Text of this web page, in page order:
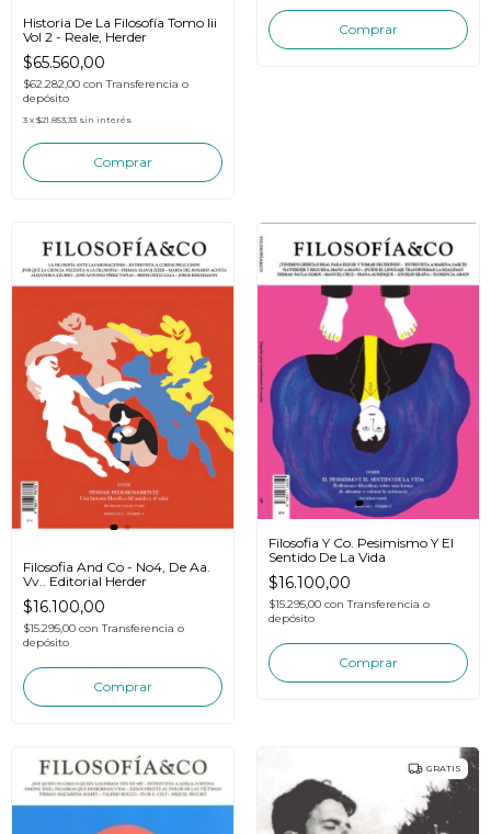
Historia De La Filosofía Tomo Iii
Vol 2 - Reale, Herder
$65.560,00
$62.282,00 con Transferencia o
depósito
3 x $21.853,33 sin interés
Filosofia And Co - No4, De Aa.
Vv.. Editorial Herder
$16.100,00
$15.295,00 con Transferencia o
depósito
Filosofia Y Co. Pesimismo Y El
Sentido De La Vida
$16.100,00
$15.295,00 con Transferencia o
depósito
GRATIS